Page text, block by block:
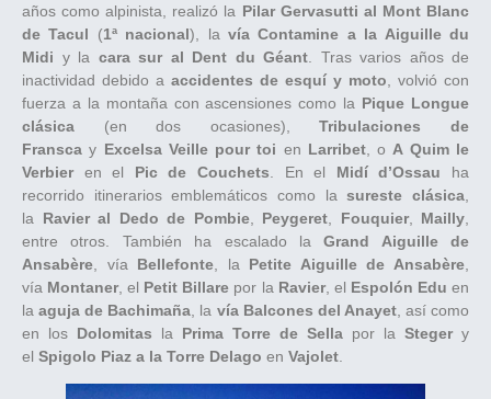
años como alpinista, realizó la Pilar Gervasutti al Mont Blanc
de Tacul (1ª nacional), lavía Contamine a la Aiguille du
Midi y la cara sur al Dent du Géant . Tras varios años de
inactividad debido a accidentes de esquí y moto , volvió con
fuerza a la montaña con ascensiones como la Pique Longue
clásica (en dos ocasiones),Tribulaciones de
Fransca y Excelsa Veille pour toi en Larribet, o A Quim le
Verbieren el Pic de Couchets . En el Midí d’Ossau ha
recorrido itinerarios emblemáticos como lasureste clásica
la Ravier al Dedo de Pombie, Peygeret Fouquier, Mailly
entre otros. También ha escalado laGrand Aiguille de
Ansabère , vía Bellefonte , la Petite Aiguille de Ansabère
vía Montaner, el Petit Billare por la Ravier, el Espolón Edu en
laaguja de Bachimaña , la vía Balcones del Anayet, así como
en los Dolomitas la Prima Torre de Sella por la Stegery
el Spigolo Piaz a la Torre Delago en Vajolet